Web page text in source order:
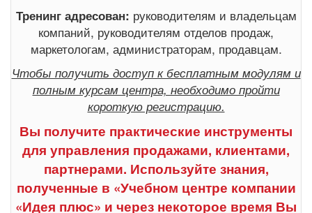
Тренинг адресован: руководителям и владельцам
компаний, руководителям отделов продаж,
маркетологам, администраторам, продавцам.
Чтобы получить доступ к бесплатным модулям и
полным курсам центра, необходимо пройти
короткую регистрацию.
Вы получите практические инструменты
для управления продажами, клиентами,
партнерами. Используйте знания,
полученные в «Учебном центре компании
«Идея плюс» и через некоторое время Вы